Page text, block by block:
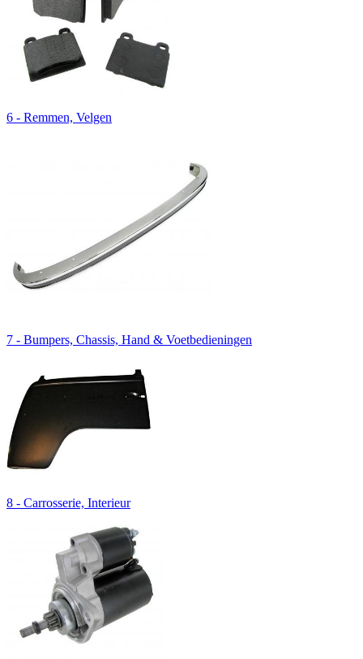
6 - Remmen, Velgen
7 - Bumpers, Chassis, Hand & Voetbedieningen
8 - Carrosserie, Interieur